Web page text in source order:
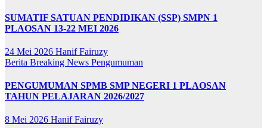
SUMATIF SATUAN PENDIDIKAN (SSP) SMPN 1
PLAOSAN 13-22 MEI 2026
24 Mei 2026 Hanif Fairuzy
Berita Breaking News Pengumuman
PENGUMUMAN SPMB SMP NEGERI 1 PLAOSAN
TAHUN PELAJARAN 2026/2027
8 Mei 2026 Hanif Fairuzy